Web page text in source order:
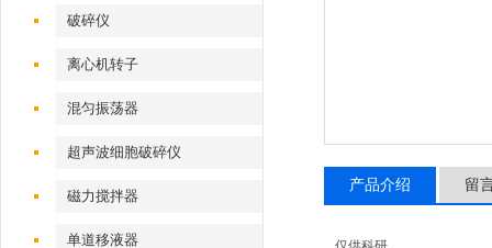
破碎仪
离心机转子
混匀振荡器
超声波细胞破碎仪
磁力搅拌器
单道移液器
产品介绍 留